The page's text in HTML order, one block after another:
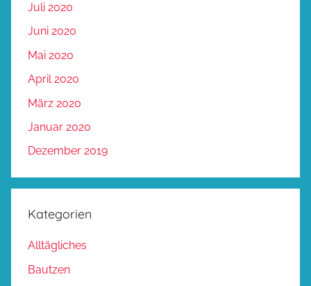
Juli 2020
Juni 2020
Mai 2020
April 2020
März 2020
Januar 2020
Dezember 2019
Kategorien
Alltägliches
Bautzen